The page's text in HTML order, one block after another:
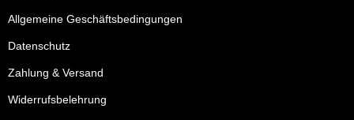
Allgemeine Geschäftsbedingungen
Datenschutz
Zahlung & Versand
Widerrufsbelehrung